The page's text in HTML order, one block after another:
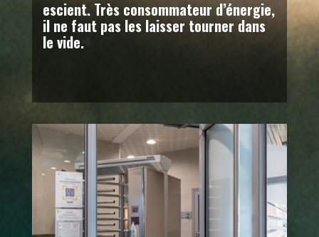
escient. Très consommateur d’énergie,
il ne faut pas les laisser tourner dans
le vide.